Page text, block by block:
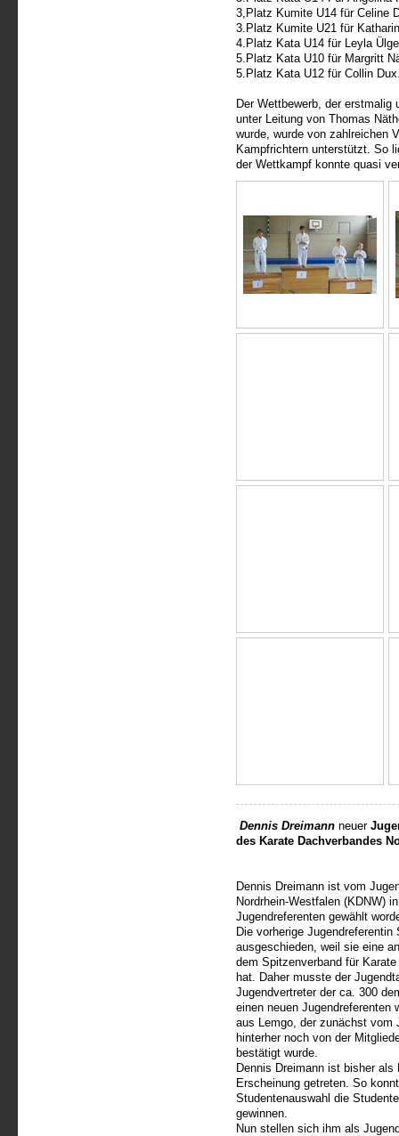
3,Platz Kumite U14 für Celine
3.Platz Kumite U21 für
4.Platz Kata U14 für Leyla
5.Platz Kata U10 für Margritt
5.Platz Kata U12 für Collin
Der Wettbewerb, der erstmalig
unter Leitung von Thomas
wurde, wurde von zahlreichen
Kampfrichtern unterstützt. So
der Wettkampf konnte quasi
Dennis Dreimann neuer
des Karate Dachverbandes
Dennis Dreimann ist vom
Nordrhein-Westfalen (KDNW)
Jugendreferenten gewählt
Die vorherige
ausgeschieden, weil sie eine
dem Spitzenverband für
hat. Daher musste der
Jugendvertreter der ca. 300
einen neuen Jugendreferenten
aus Lemgo, der zunächst vom
hinterher noch von der
bestätigt wurde.
Dennis Dreimann ist bisher
Erscheinung getreten. So
Studentenauswahl die
gewinnen.
Nun stellen sich ihm als